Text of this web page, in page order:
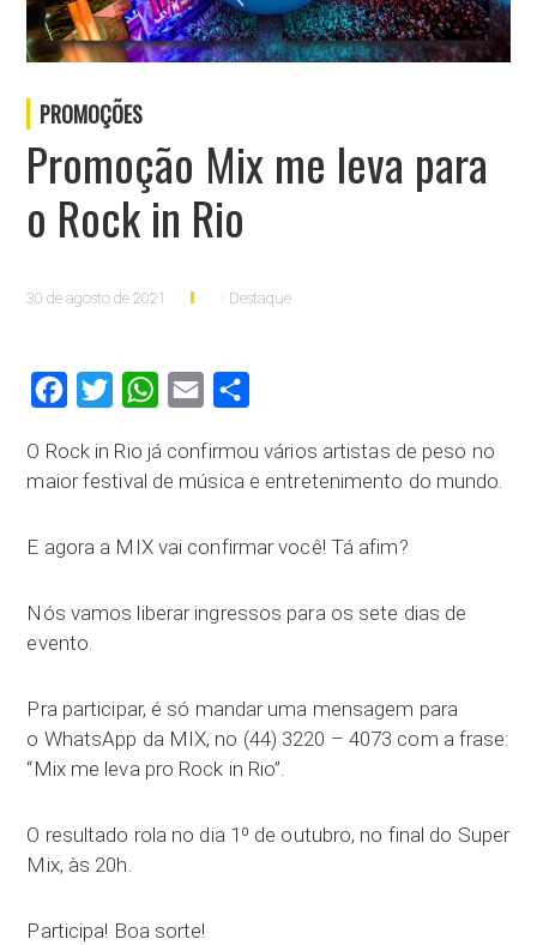
PROMOÇÕES
Promoção Mix me leva para
o Rock in Rio
30 de agosto de 2021 Destaque
FacebookTwitter WhatsApp
Email
O Rock in Rio já confirmou vários artistas de peso no
maior festival de música e entretenimento do mundo.
E agora a MIX vai confirmar você! Tá afim?
Nós vamos liberar ingressos para os sete dias de
evento.
Pra participar, é só mandar uma mensagem para
o WhatsApp da MIX, no (44) 3220 – 4073 com a frase:
“Mix me leva pro Rock in Rio”.
O resultado rola no dia 1º de outubro, no final do Super
Mix, às 20h.
Participa! Boa sorte!